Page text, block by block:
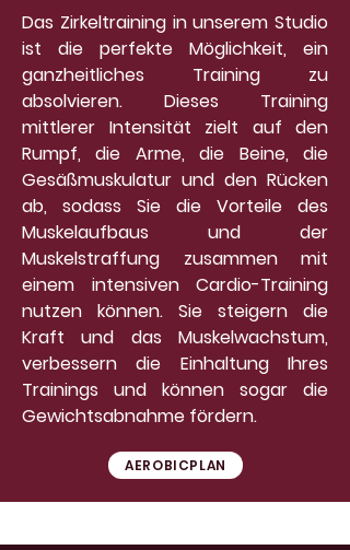
Das Zirkeltraining in unserem Studio
ist die perfekte Möglichkeit, ein
ganzheitliches Training zu
absolvieren. Dieses Training
mittlerer Intensität zielt auf den
Rumpf, die Arme, die Beine, die
Gesäßmuskulatur und den Rücken
ab, sodass Sie die Vorteile des
Muskelaufbaus und der
Muskelstraffung zusammen mit
einem intensiven Cardio-Training
nutzen können. Sie steigern die
Kraft und das Muskelwachstum,
verbessern die Einhaltung Ihres
Trainings und können sogar die
Gewichtsabnahme fördern.
AEROBICPLAN